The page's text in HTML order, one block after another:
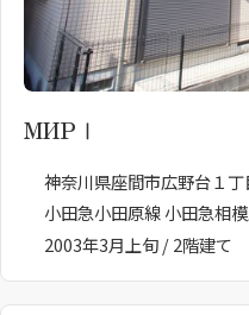
МИРⅠ
神奈川県座間市広野台１丁
小田急小田原線 小田急相
2003年3月上旬 / 2階建て